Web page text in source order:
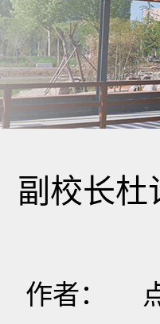
副校长杜
作者：